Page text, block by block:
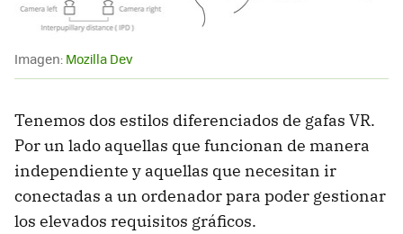
Imagen: Mozilla Dev
Tenemos dos estilos diferenciados de gafas VR.
Por un lado aquellas que funcionan de manera
independiente y aquellas que necesitan ir
conectadas a un ordenador para poder gestionar
los elevados requisitos gráficos.